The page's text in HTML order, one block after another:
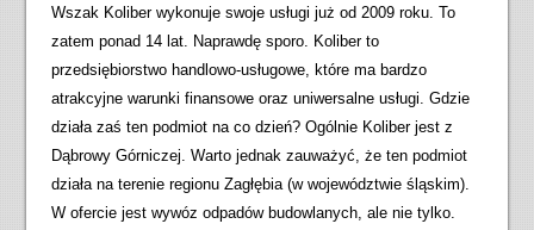
Wszak Koliber wykonuje swoje usługi już od 2009 roku. To
zatem ponad 14 lat. Naprawdę sporo. Koliber to
przedsiębiorstwo handlowo-usługowe, które ma bardzo
atrakcyjne warunki finansowe oraz uniwersalne usługi. Gdzie
działa zaś ten podmiot na co dzień? Ogólnie Koliber jest z
Dąbrowy Górniczej. Warto jednak zauważyć, że ten podmiot
działa na terenie regionu Zagłębia (w województwie śląskim).
W ofercie jest wywóz odpadów budowlanych, ale nie tylko.